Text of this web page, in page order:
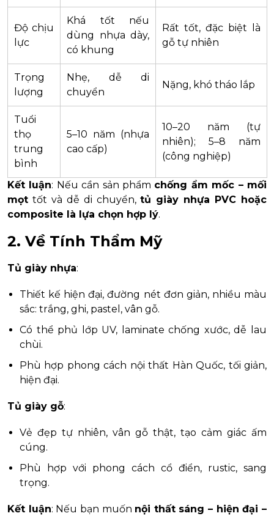
Độ chịu
lực
Khá tốt nếu
dùng nhựa dày,
có khung
Rất tốt, đặc biệt là
gỗ tự nhiên
Trọng
lượng
Nhẹ, dễ di
chuyển
Nặng, khó tháo lắp
Tuổi
thọ
trung
bình
5–10 năm (nhựa
cao cấp)
10–20 năm (tự
nhiên); 5–8 năm
(công nghiệp)
Kết luận: Nếu cần sản phẩm chống ẩm mốc – mối
mọt tốt và dễ di chuyển,tủ giày nhựa PVC hoặc
composite là lựa chọn hợp lý.
2. Về Tính Thẩm Mỹ
Tủ giày nhựa:
Thiết kế hiện đại, đường nét đơn giản, nhiều màu
sắc: trắng, ghi, pastel, vân gỗ.
Có thể phủ lớp UV, laminate chống xước, dễ lau
chùi.
Phù hợp phong cách nội thất Hàn Quốc, tối giản,
hiện đại.
Tủ giày gỗ:
Vẻ đẹp tự nhiên, vân gỗ thật, tạo cảm giác ấm
cúng.
Phù hợp với phong cách cổ điển, rustic, sang
trọng.
Kết luận: Nếu bạn muốn nội thất sáng – hiện đại –